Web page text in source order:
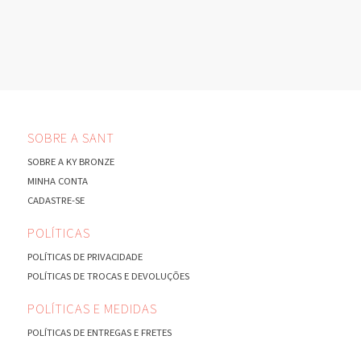
SOBRE A SANT
SOBRE A KY BRONZE
MINHA CONTA
CADASTRE-SE
POLÍTICAS
POLÍTICAS DE PRIVACIDADE
POLÍTICAS DE TROCAS E DEVOLUÇÕES
POLÍTICAS E MEDIDAS
POLÍTICAS DE ENTREGAS E FRETES